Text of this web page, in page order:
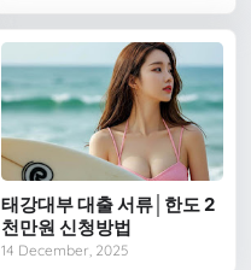
태강대부 대출 서류│한도 2
천만원 신청방법
14 December, 2025